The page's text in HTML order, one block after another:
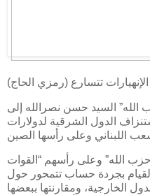
الإنهيارات تتسارع (رمزي الحاج)
الله” السيد حسن نصرالله إلى
الدول الشرقية لدولارات
الله” وعلى رأسهم “القوات
القيام بجردة حساب تتمحور حول
الخارجية، ومقارنتها ببعضها